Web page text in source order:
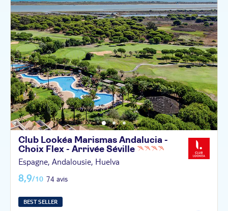
Club Lookéa Marismas Andalucia -
Choix Flex - Arrivée Séville
Espagne, Andalousie, Huelva
8,9/10 74 avis
BEST SELLER